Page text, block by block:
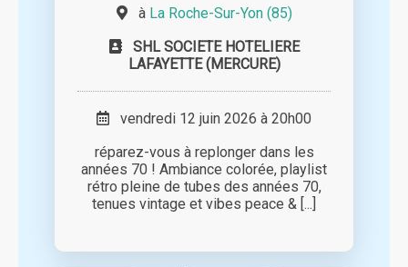
à La Roche-Sur-Yon (85)
SHL SOCIETE HOTELIERE
LAFAYETTE (MERCURE)
vendredi 12 juin 2026 à 20h00
réparez-vous à replonger dans les
années 70 ! Ambiance colorée, playlist
rétro pleine de tubes des années 70,
tenues vintage et vibes peace & [...]